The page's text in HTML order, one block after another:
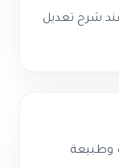
شرح تعديل
وطبيعة